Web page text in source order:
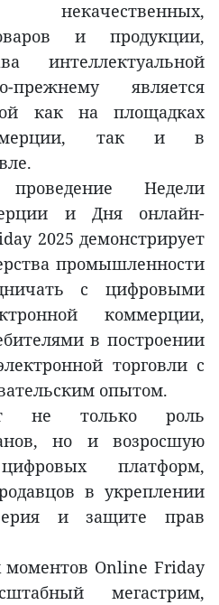
некачественных,
и продукции,
интеллектуальной
прежнему является
как на площадках
так и в
Недели
и Дня онлайн-
2025 демонстрирует
промышленности
с цифровыми
коммерции,
в построении
торговли с
опытом.
не только роль
но и возросшую
цифровых платформ,
в укреплении
и защите прав
Online Friday
мегастрим,